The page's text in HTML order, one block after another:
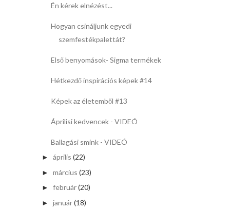
Én kérek elnézést...
Hogyan csináljunk egyedi
szemfestékpalettát?
Első benyomások- Sigma termékek
Hétkezdő inspirációs képek #14
Képek az életemből #13
Áprilisi kedvencek - VIDEÓ
Ballagási smink - VIDEÓ
► április (22)
► március (23)
► február(20)
► január(18)